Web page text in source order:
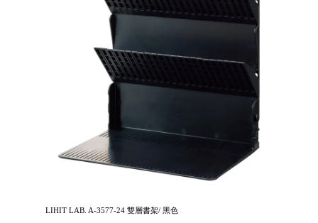
LIHIT LAB. A-3577-24 雙層書架/ 黑色